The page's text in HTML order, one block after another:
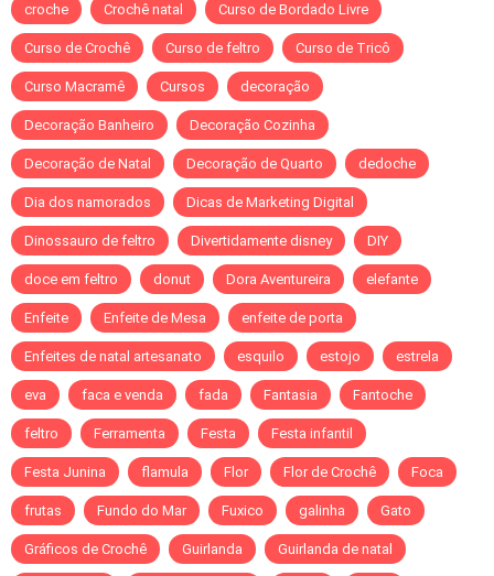
croche Crochê natal Curso de Bordado Livre
Curso de Crochê Curso de feltro Curso de Tricô
Curso Macramê Cursos decoração
Decoração Banheiro Decoração Cozinha
Decoração de Natal Decoração de Quarto dedoche
Dia dos namorados Dicas de Marketing Digital
Dinossauro de feltro Divertidamente disney DIY
doce em feltro donut Dora Aventureira elefante
Enfeite Enfeite de Mesa enfeite de porta
Enfeites de natal artesanato esquilo estojo estrela
eva faca e venda fada Fantasia Fantoche
feltro Ferramenta Festa Festa infantil
Festa Junina flamula Flor Flor de Crochê Foca
frutas Fundo do Mar Fuxico galinha Gato
Gráficos de Crochê Guirlanda Guirlanda de natal